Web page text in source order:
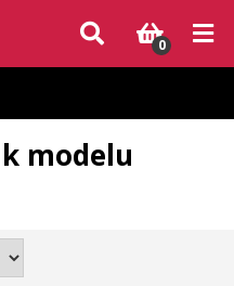
dílů, které nejsou skladem,
za pochopení.
0
modelu